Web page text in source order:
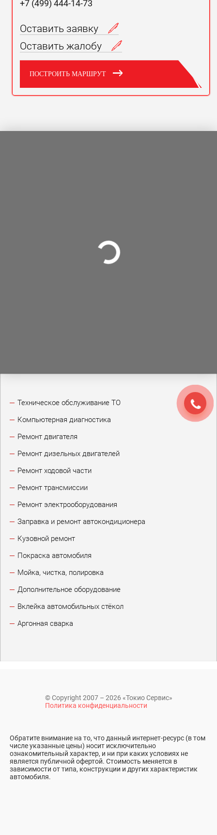
+7 (499) 444-14-73
Оставить заявку
Оставить жалобу
ПОСТРОИТЬ МАРШРУТ
Техническое обслуживание ТО
Компьютерная диагностика
Ремонт двигателя
Ремонт дизельных двигателей
Ремонт ходовой части
Ремонт трансмиссии
Ремонт электрооборудования
Заправка и ремонт автокондиционера
Кузовной ремонт
Покраска автомобиля
Мойка, чистка, полировка
Дополнительное оборудование
Вклейка автомобильных стёкол
Аргонная сварка
© Copyright 2007 – 2026 «Токио Сервис»
Политика конфиденциальности
Обратите внимание на то, что данный интернет-ресурс (в том
числе указанные цены) носит исключительно
ознакомительный характер, и ни при каких условиях не
является публичной офертой. Стоимость меняется в
зависимости от типа, конструкции и других характеристик
автомобиля.